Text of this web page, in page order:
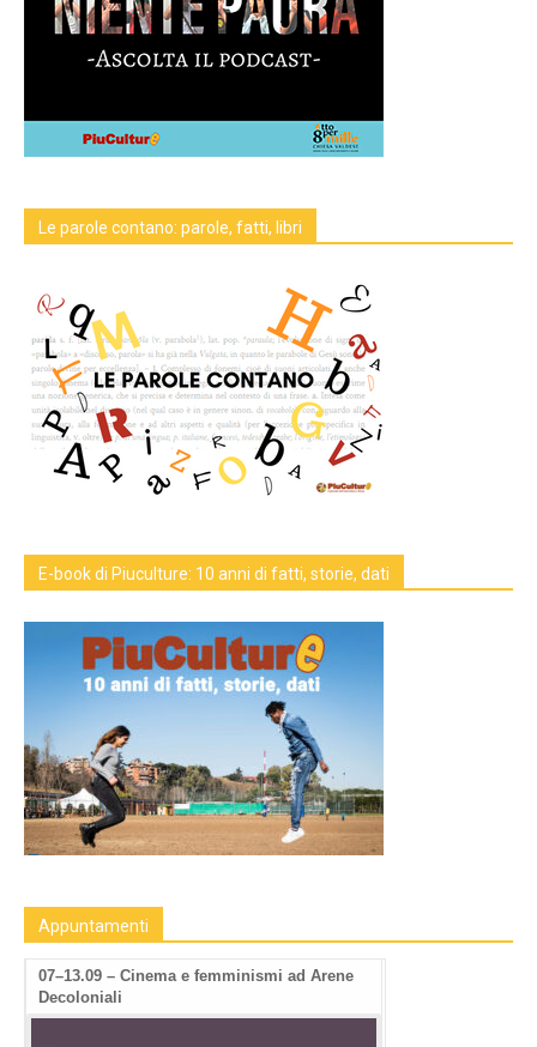
Le parole contano: parole, fatti, libri
E-book di Piuculture: 10 anni di fatti, storie, dati
Appuntamenti
07–13.09 – Cinema e femminismi ad Arene
Decoloniali